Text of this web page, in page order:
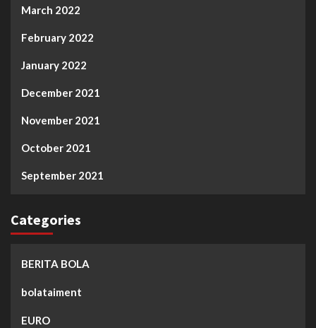
March 2022
February 2022
January 2022
December 2021
November 2021
October 2021
September 2021
Categories
BERITA BOLA
bolataiment
EURO